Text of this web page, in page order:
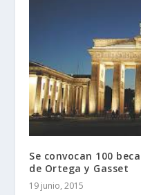
Se convocan 100
de Ortega y Gasset
19 junio, 2015